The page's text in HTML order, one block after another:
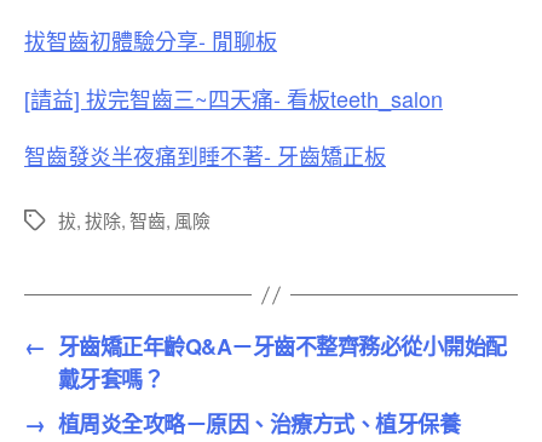
拔智齒初體驗分享- 閒聊板
[請益] 拔完智齒三~四天痛- 看板teeth_salon
智齒發炎半夜痛到睡不著- 牙齒矯正板
標
拔,拔除,智齒, 風險
← 牙齒矯正年齡Q&A－牙齒不整齊務必從小開始配
戴牙套嗎？
→ 植周炎全攻略－原因、治療方式、植牙保養